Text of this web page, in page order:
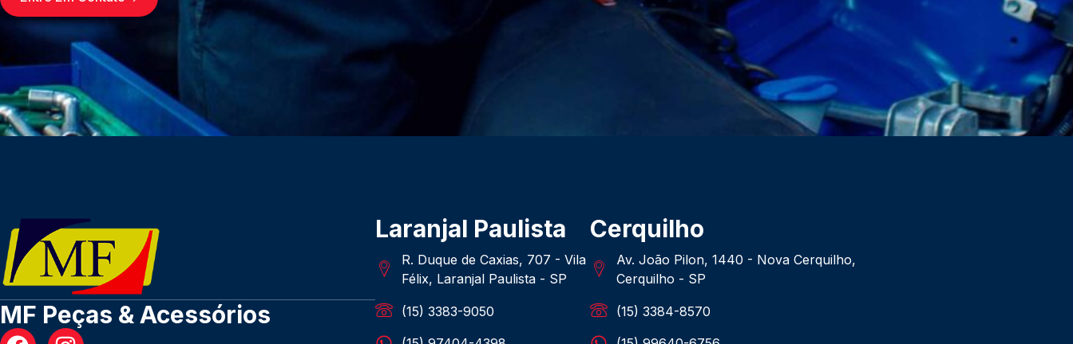
MF Peças & Acessórios
Laranjal Paulista
R. Duque de Caxias, 707 - Vila
Félix, Laranjal Paulista - SP
(15) 3383-9050
Cerquilho
Av. João Pilon, 1440 - Nova Cerquilho,
Cerquilho - SP
(15) 3384-8570